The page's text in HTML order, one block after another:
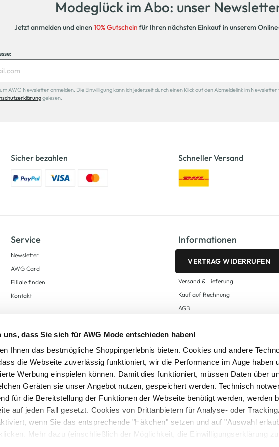
uns, dass Sie sich für AWG Mode entschieden haben!
Ihnen das bestmögliche Shoppingerlebnis bieten. Cookies und andere
die Webseite zuverlässig funktioniert, wir die Performance im Auge haben
Werbung einspielen können. Damit dies funktioniert, müssen Daten über
Geräten sie unser Angebot nutzen, gespeichert werden. Technisch
für die Bereitstellung der Funktionen der Webseite benötigt werden, werden
auf jeden Fall gesetzt. Cookies von Drittanbietern für Analyse- oder
wenn Sie das entsprechende "Häkchen" setzen und auf "Auswahl
klicken. Mehr dazu (einschließlich der Möglichkeit, die Einwilligungserklärung
Modeglück im Abo: unser
Jetzt anmelden und einen 10% Gutschein für Ihren nächsten Einkauf in unserem
AWG Newsletter anmelden. Die Einwilligung kann ich jederzeit durch einen Klick auf den Abmeldelink im
gelesen.
Sicher bezahlen Schneller Versand
Service
Newsletter
AWG Card
Filiale finden
Kontakt
Informationen
VERTRAG WIDERRUFEN
Versand & Lieferung
Kauf auf Rechnung
AGB
Zahlungsarten
Datenschutz
AWG CARD Teilnahmebedingungen
Alle Preise inkl. gesetzl. Mehrwertsteuer zzgl.